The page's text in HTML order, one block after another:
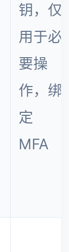
钥，仅
用于必
要操
作，绑
定
MFA